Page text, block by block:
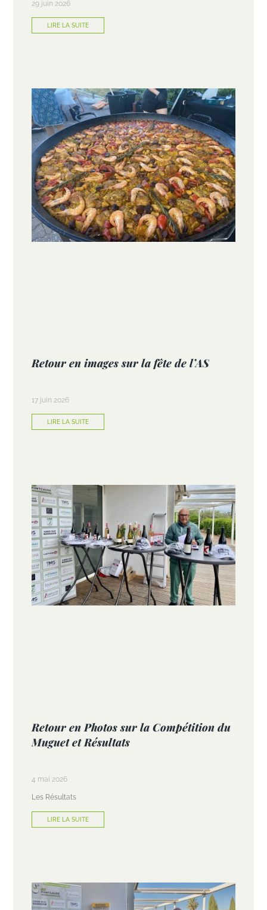
29 juin 2026
LIRE LA SUITE
Retour en images sur la fête de l’AS
17 juin 2026
LIRE LA SUITE
Retour en Photos sur la Compétition du
Muguet et Résultats
4 mai 2026
Les Résultats
LIRE LA SUITE